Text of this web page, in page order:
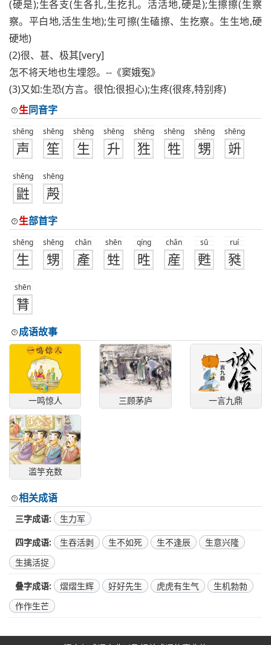
(硬是);生各支(生各扎,生扢扎。活活地,硬是);生擦擦(生察
察。平白地,活生生地);生可擦(生磕擦、生扢察。生生地,硬
硬地)
(2)很、甚、极其[very]
怎不将天地也生埋怨。--《窦娥冤》
(3)又如:生恐(方言。很怕;很担心);生疼(很疼,特别疼)
生同音字
shēng
声
shēng
笙
shēng
生
shēng
升
shēng
狌
shēng
牲
shēng
甥
shēng
竔
shēng
鼪
shēng
殸
生部首字
shēng
生
shēng
甥
chǎn
產
shēn
甡
qíng
甠
chǎn
産
sū
甦
ruí
甤
shēn
甧
成语故事
一鸣惊人 三顾茅庐 一言九鼎
滥竽充数
相关成语
三字成语 生力军
四字成语 生吞活剥 生不如死 生不逢辰
生意兴隆
生擒活捉
叠字成语 熠熠生辉 好好先生 虎虎有生气
生机勃勃
作作生芒